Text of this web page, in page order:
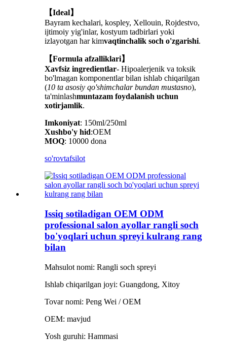
【Ideal】
Bayram kechalari, kospley, Xellouin, Rojdestvo,
ijtimoiy yig'inlar, kostyum tadbirlari yoki
izlayotgan har kimvaqtinchalik soch o'zgarishi.
【Formula afzalliklari】
Xavfsiz ingredientlar- Hipoalerjenik va toksik
bo'lmagan komponentlar bilan ishlab chiqarilgan
(10 ta asosiy qo'shimchalar bundan mustasno),
ta'minlashmuntazam foydalanish uchun
xotirjamlik.
Imkoniyat: 150ml/250ml
Xushbo'y hid:OEM
MOQ: 10000 dona
so'rovtafsilot
Issiq sotiladigan OEM ODM
professional salon ayollar rangli soch
bo'yoqlari uchun spreyi kulrang rang
bilan
Mahsulot nomi: Rangli soch spreyi
Ishlab chiqarilgan joyi: Guangdong, Xitoy
Tovar nomi: Peng Wei / OEM
OEM: mavjud
Yosh guruhi: Hammasi